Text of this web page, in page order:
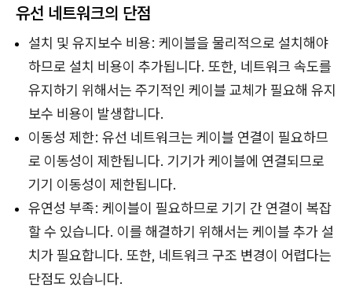
유선 네트워크의 단점
설치 및 유지보수 비용: 케이블을 물리적으로 설치해야
하므로 설치 비용이 추가됩니다. 또한, 네트워크 속도를
유지하기 위해서는 주기적인 케이블 교체가 필요해 유지
보수 비용이 발생합니다.
이동성 제한: 유선 네트워크는 케이블 연결이 필요하므
로 이동성이 제한됩니다. 기기가 케이블에 연결되므로
기기 이동성이 제한됩니다.
유연성 부족: 케이블이 필요하므로 기기 간 연결이 복잡
할 수 있습니다. 이를 해결하기 위해서는 케이블 추가 설
치가 필요합니다. 또한, 네트워크 구조 변경이 어렵다는
단점도 있습니다.